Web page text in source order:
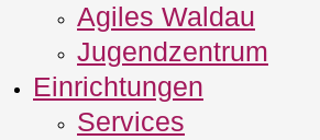
Agiles Waldau
Jugendzentrum
Einrichtungen
Services